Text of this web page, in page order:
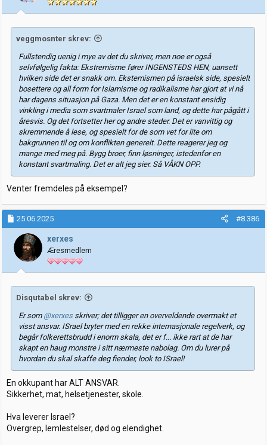
e
r
veggmosnter skrev:
Fullstendig uenig i mye av det du skriver, men noe er også
selvfølgelig fakta: Ekstremisme fører INGENSTEDS HEN, uansett
hvilken side det er snakk om. Ekstemismen på israelsk side, spesielt
bosettere og all form for Islamisme og radikalisme har gjort at vi nå
har dagens situasjon på Gaza. Men det er en konstant ensidig
vinkling i media som svartmaler Israel som land, og dette har pågått i
åresvis. Og det fortsetter her og andre steder. Det er vanvittig og
skremmende å lese, og spesielt for de som vet for lite om
bakgrunnen til og om konflikten generelt. Dette reagerer jeg og
mange med meg på. Bygg broer, finn løsninger, istedenfor en
konstant svartmaling. Det er alt jeg sier. Så VÅKN OPP.
Venter fremdeles på eksempel?
25.06.2025 #8.386
xerxes
Æresmedlem
Disqutabel skrev:
Er som @xerxesskriver; det tilligger en overveldende overmakt et
visst ansvar. ISrael bryter med en rekke internasjonale regelverk, og
begår folkerettsbrudd i enorm skala, det er f... ikke rart at de har
skapt en haug monstre i sitt nærmeste nabolag. Om du lurer på
hvordan du skal skaffe deg fiender, look to ISrael!
En okkupant har ALT ANSVAR.
Sikkerhet, mat, helsetjenester, skole.
Hva leverer Israel?
Overgrep, lemlestelser, død og elendighet.